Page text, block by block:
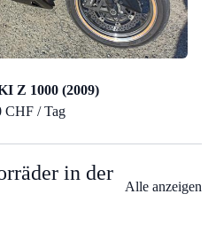
Z 1000 (2009)
CHF / Tag
in der
Alle anzeigen